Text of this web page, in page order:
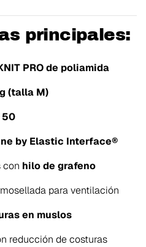
principales:
PRO de poliamida
(talla M)
50
by Elastic Interface®
con hilo de grafeno
para ventilación
en muslos
reducción de costuras